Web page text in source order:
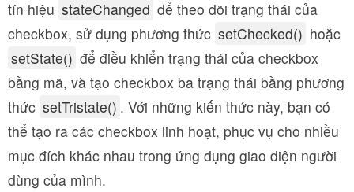
tín hiệu stateChanged để theo dõi trạng thái của
checkbox, sử dụng phương thức setChecked() hoặc
setState() để điều khiển trạng thái của checkbox
bằng mã, và tạo checkbox ba trạng thái bằng phương
thức setTristate() . Với những kiến thức này, bạn có
thể tạo ra các checkbox linh hoạt, phục vụ cho nhiều
mục đích khác nhau trong ứng dụng giao diện người
dùng của mình.